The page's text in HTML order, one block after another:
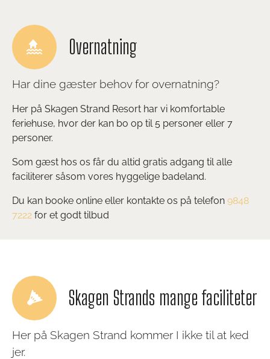
Overnatning
Har dine gæster behov for overnatning?
Her på Skagen Strand Resort har vi komfortable
feriehuse, hvor der kan bo op til 5 personer eller 7
personer.
Som gæst hos os får du altid gratis adgang til alle
faciliterer såsom vores hyggelige badeland.
Du kan booke online eller kontakte os på telefon 9848
7222 for et godt tilbud
Skagen Strands mange faciliteter
Her på Skagen Strand kommer I ikke til at ked
jer.